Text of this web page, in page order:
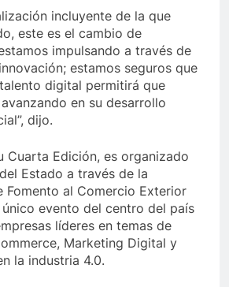
incluyente de la que
este es el cambio de
impulsando a través de
estamos seguros que
digital permitirá que
en su desarrollo
dijo.
Cuarta Edición, es organizado
Estado a través de la
Fomento al Comercio Exterior
único evento del centro del país
líderes en temas de
Marketing Digital y
la industria 4.0.